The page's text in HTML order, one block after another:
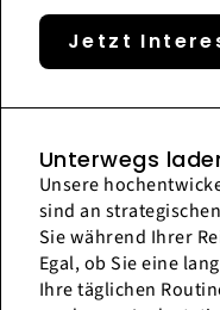
Jetzt
Unterwegs
Unsere
sind an
Sie während Ihrer
Egal, ob Sie eine
Ihre täglichen